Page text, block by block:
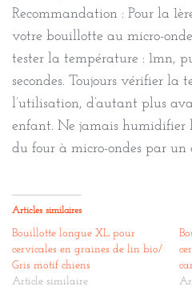
Recommandation : Pour la
votre bouillotte au micro-
tester la température : 1mn,
secondes. Toujours vérifier la
l’utilisation, d’autant plus
enfant. Ne jamais
du four à micro-ondes par un
Articles similaires
Bouillotte longue XL pour
cervicales en graines de lin bio/
Gris motif chiens
Article similaire